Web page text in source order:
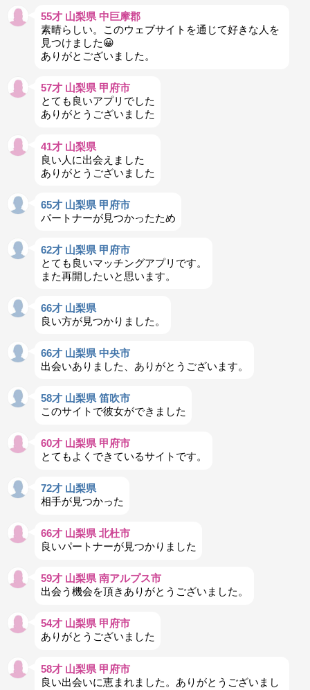
55才 山梨県 中巨摩郡
素晴らしい。このウェブサイトを通じて好きな人を
見つけました😀
ありがとございました。
57才 山梨県 甲府市
とても良いアプリでした
ありがとうございました
41才 山梨県
良い人に出会えました
ありがとうございました
65才 山梨県 甲府市
パートナーが見つかったため
62才 山梨県 甲府市
とても良いマッチングアプリです。
また再開したいと思います。
66才 山梨県
良い方が見つかりました。
66才 山梨県 中央市
出会いありました、ありがとうございます。
58才 山梨県 笛吹市
このサイトで彼女ができました
60才 山梨県 甲府市
とてもよくできているサイトです。
72才 山梨県
相手が見つかった
66才 山梨県 北杜市
良いパートナーが見つかりました
59才 山梨県 南アルプス市
出会う機会を頂きありがとうございました。
54才 山梨県 甲府市
ありがとうございました
58才 山梨県 甲府市
良い出会いに恵まれました。ありがとうございまし